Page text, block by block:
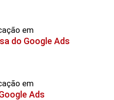
em
do Google Ads
em
Ads